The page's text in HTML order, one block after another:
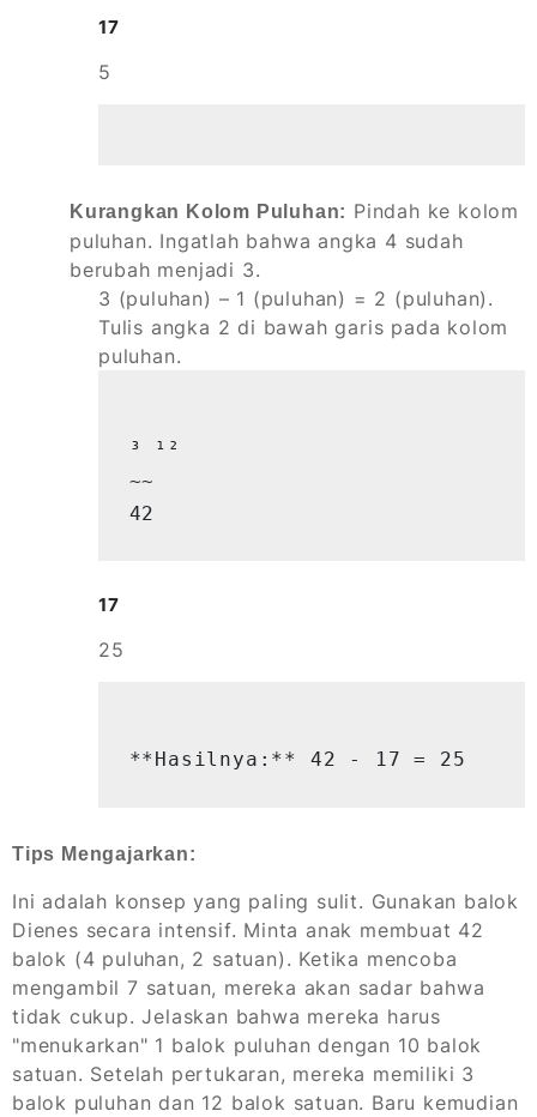
17
5
Kurangkan Kolom Puluhan: Pindah ke kolom
puluhan. Ingatlah bahwa angka 4 sudah
berubah menjadi 3.
3 (puluhan) – 1 (puluhan) = 2 (puluhan).
Tulis angka 2 di bawah garis pada kolom
puluhan.
³ ¹²
~~
42
17
25
**Hasilnya:** 42 - 17 = 25
Tips Mengajarkan:
Ini adalah konsep yang paling sulit. Gunakan balok
Dienes secara intensif. Minta anak membuat 42
balok (4 puluhan, 2 satuan). Ketika mencoba
mengambil 7 satuan, mereka akan sadar bahwa
tidak cukup. Jelaskan bahwa mereka harus
"menukarkan" 1 balok puluhan dengan 10 balok
satuan. Setelah pertukaran, mereka memiliki 3
balok puluhan dan 12 balok satuan. Baru kemudian